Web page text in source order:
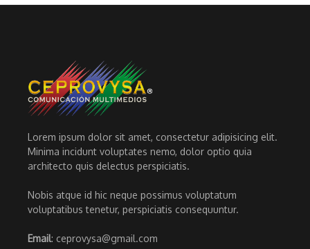
Lorem ipsum dolor sit amet, consectetur adipisicing elit.
Minima incidunt voluptates nemo, dolor optio quia
architecto quis delectus perspiciatis.
Nobis atque id hic neque possimus voluptatum
voluptatibus tenetur, perspiciatis consequuntur.
Email: ceprovysa@gmail.com